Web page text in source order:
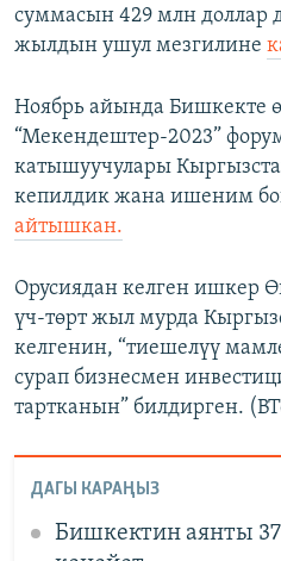
суммасын 429 млн доллар
жылдын ушул мезгилине
Ноябрь айында Бишкекте
“Мекендештер-2023”
катышуучулары
кепилдик жана ишеним
айтышкан.
Орусиядан келген ишкер
үч-төрт жыл мурда
келгенин, “тиешелүү
сурап бизнесмен
тартканын” билдирген.
ДАГЫ КАРАҢЫЗ
Бишкектин аянты